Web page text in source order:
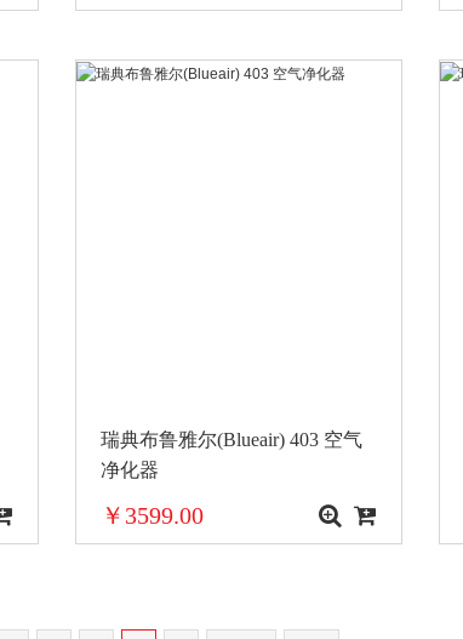
瑞典布鲁雅尔(Blueair) 403 空气
净化器
￥3599.00